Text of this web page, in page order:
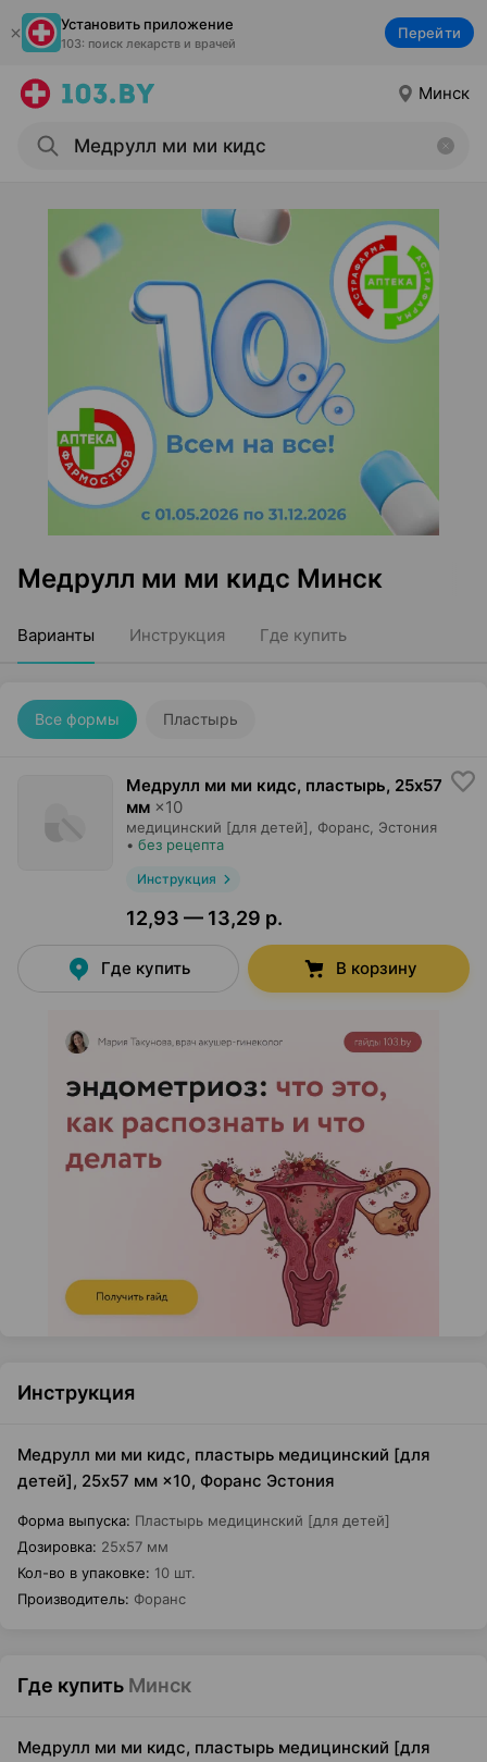
Установить приложение
103: поиск лекарств и врачей
Перейти
Минск
Медрулл ми ми кидс Минск
Варианты Инструкция Где купить
Все формы Пластырь
Медрулл ми ми кидс, пластырь, 25x57
мм ×10
медицинский [для детей], Форанс , Эстония
• без рецепта
Инструкция
12,93 — 13,29 р.
Где купить В корзину
Инструкция
Медрулл ми ми кидс, пластырь медицинский [для
детей], 25x57 мм ×10, Форанс Эстония
Форма выпуска: Пластырь медицинский [для детей]
Дозировка: 25x57 мм
Кол-во в упаковке: 10 шт.
Производитель: Форанс
Где купить Минск
Медрулл ми ми кидс, пластырь медицинский [для